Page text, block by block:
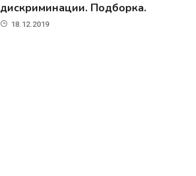
дискриминации. Подборка.
18.12.2019